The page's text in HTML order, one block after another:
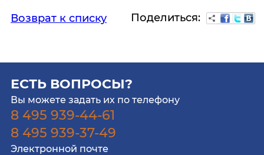
Возврат к списку
Поделиться:
ЕСТЬ ВОПРОСЫ?
Вы можете задать их по телефону
8 495 939-44-61
8 495 939-37-49
Электронной почте